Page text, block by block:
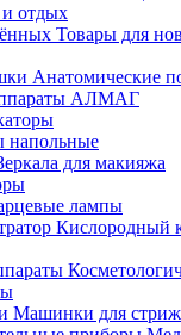
отдых
Товары для
Анатомические
АЛМАГ
напольные
для макияжа
лампы
Кислородный
Машинки для